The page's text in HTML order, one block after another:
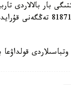
بار بالالاردى
بيىل 974 ميلليارد تەڭگە